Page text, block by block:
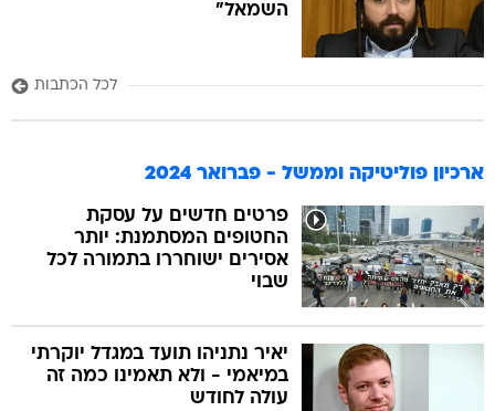
השמאל"
לכל הכתבות
ארכיון פוליטיקה וממשל - פברואר 2024
פרטים חדשים על עסקת
החטופים המסתמנת: יותר
אסירים ישוחררו בתמורה לכל
שבוי
יאיר נתניהו תועד במגדל יוקרתי
במיאמי - ולא תאמינו כמה זה
עולה לחודש